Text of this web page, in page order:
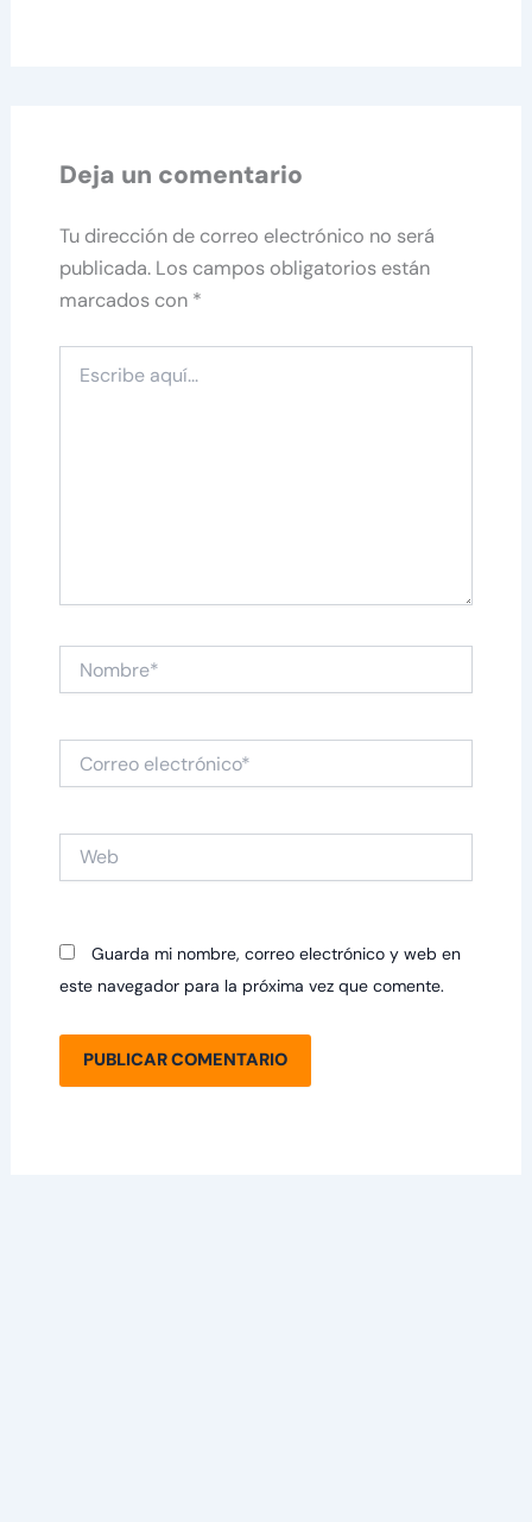
Deja un comentario
Tu dirección de correo electrónico no será
publicada. Los campos obligatorios están
marcados con *
aquí...
electrónico*
Guarda mi nombre, correo electrónico y web en
este navegador para la próxima vez que comente.